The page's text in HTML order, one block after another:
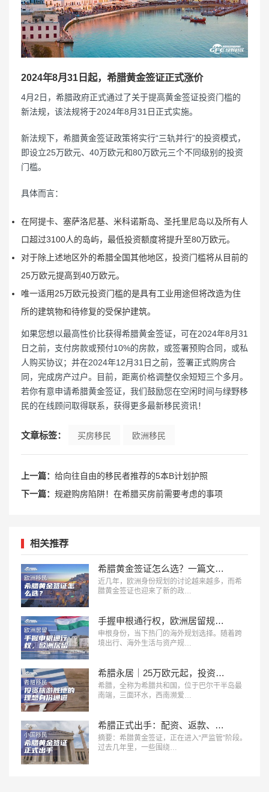
2024年8月31日起，希腊黄金签证正式涨价
4月2日，希腊政府正式通过了关于提高黄金签证投资门槛的
新法规，该法规将于2024年8月31日正式实施。
新法规下，希腊黄金签证政策将实行“三轨并行”的投资模式，
即设立25万欧元、40万欧元和80万欧元三个不同级别的投资
门槛。
具体而言：
在阿提卡、塞萨洛尼基、米科诺斯岛、圣托里尼岛以及所有人
口超过3100人的岛屿，最低投资额度将提升至80万欧元。
对于除上述地区外的希腊全国其他地区，投资门槛将从目前的
25万欧元提高到40万欧元。
唯一适用25万欧元投资门槛的是具有工业用途但将改造为住
所的建筑物和待修复的受保护建筑。
如果您想以最高性价比获得希腊黄金签证，可在2024年8月31
日之前，支付房款或预付10%的房款，或签署预购合同，或私
人购买协议；并在2024年12月31日之前，签署正式购房合
同，完成房产过户。目前，距离价格调整仅余短短三个多月。
若你有意申请希腊黄金签证，我们鼓励您在空闲时间与绿野移
民的在线顾问取得联系，获得更多最新移民资讯！
文章标签： 买房移民 欧洲移民
上一篇： 给向往自由的移民者推荐的5本B计划护照
下一篇： 规避购房陷阱！在希腊买房前需要考虑的事项
相关推荐
希腊黄金签证怎么选？一篇文章看懂三档投资门槛！
近几年，欧洲身份规划的讨论越来越多，而希
腊黄金签证也迎来了新的政…
手握申根通行权，欧洲居留规划该如何选择？
申根身份，当下热门的海外规划选择。随着跨
境出行、海外生活与资产规…
希腊永居｜25万欧元起，投资旅游胜地的理想身份通道
希腊，全称为希腊共和国，位于巴尔干半岛最
南端，三面环水，西南濒爱…
希腊正式出手：配资、返款、低价黄金签证，或将直接取消身份
摘要：希腊黄金签证，正在进入“严监管”阶段。
过去几年里，一些围绕…